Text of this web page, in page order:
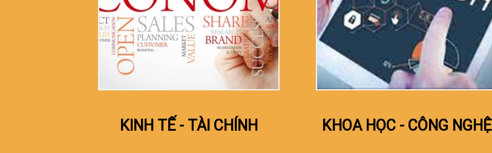
KINH TẾ - TÀI CHÍNH KHOA HỌC - CÔNG NGHỆ